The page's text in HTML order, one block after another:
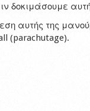
δοκιμάσουμε
αυτής της
(parachutage).